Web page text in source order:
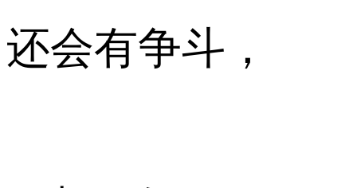
还会有争斗，